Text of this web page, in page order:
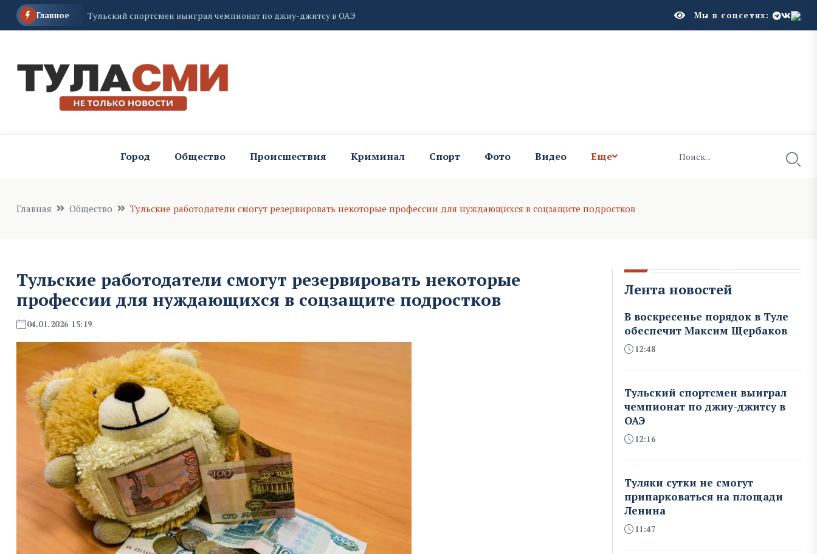
Главное Туляки сутки не смогут припарковаться на площади Ленина Мы в соцсетях:
Город Общество Происшествия Криминал Спорт Фото Видео Еще
Главная Общество Тульские работодатели смогут резервировать некоторые профессии для нуждающихся в соцзащите подростков
Тульские работодатели смогут резервировать некоторые
профессии для нуждающихся в соцзащите подростков
04.01.2026 15:19
Лента новостей
В воскресенье порядок в Туле
обеспечит Максим Щербаков
12:48
Тульский спортсмен выиграл
чемпионат по джиу-джитсу в
ОАЭ
12:16
Туляки сутки не смогут
припарковаться на площади
Ленина
11:47